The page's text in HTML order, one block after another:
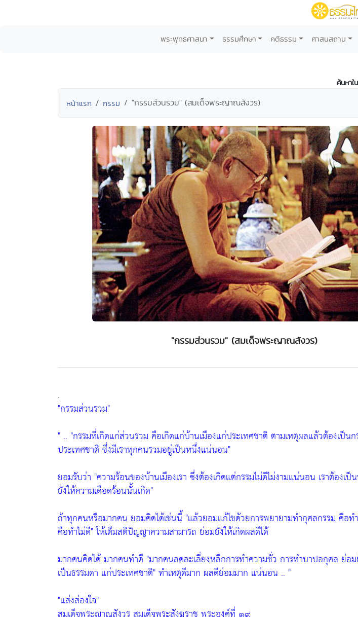
พระพุทธศาสนา ธรรมศึกษา คติธรรม ศาสนสถาน
ค้นหาใ
หน้าแรก กรรม "กรรมส่วนรวม" (สมเด็จพระญาณสังวร)
"กรรมส่วนรวม" (สมเด็จพระญาณสังวร)
.
"กรรมส่วนรวม"
" .. "กรรมที่เกิดแก่ส่วนรวม คือเกิดแก่บ้านเมืองแก่ประเทศชาติ ตามเหตุผลแล้วต้องเป็น
ประเทศชาติ ซึ่งมีเราทุกคนรวมอยู่เป็นหนึ่งแน่นอน"
ยอมรับว่า "ความร้อนของบ้านเมืองเรา ซึ่งต้องเกิดแต่กรรมไม่ดีไม่งามแน่นอน เราต้องเ
ยังให้ความเดือดร้อนนั้นเกิด"
ถ้าทุกคนหรือมากคน ยอมคิดได้เช่นนี้ "แล้วยอมแก้ไขด้วยการพยายามทำกุศลกรรม คือ
คือทำไม่ดี"ให้เต็มสติปัญญาความสามารถ ย่อมยังให้เกิดผลดีได้
มากคนคิดได้ มากคนทำดี "มากคนลดละเลี่ยงหลีกการทำความชั่ว การทำบาปอกุศล ย่อม
เป็นธรรมดา แก่ประเทศชาติ"ทำเหตุดีมาก ผลดีย่อมมาก แน่นอน .. "
"แส่งส่องใจ"